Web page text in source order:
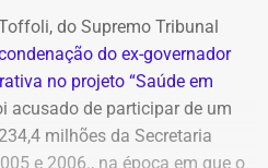
do Supremo Tribunal
do ex-governador
no projeto “Saúde em
acusado de participar de um
milhões da Secretaria
e 2006., na época em que o